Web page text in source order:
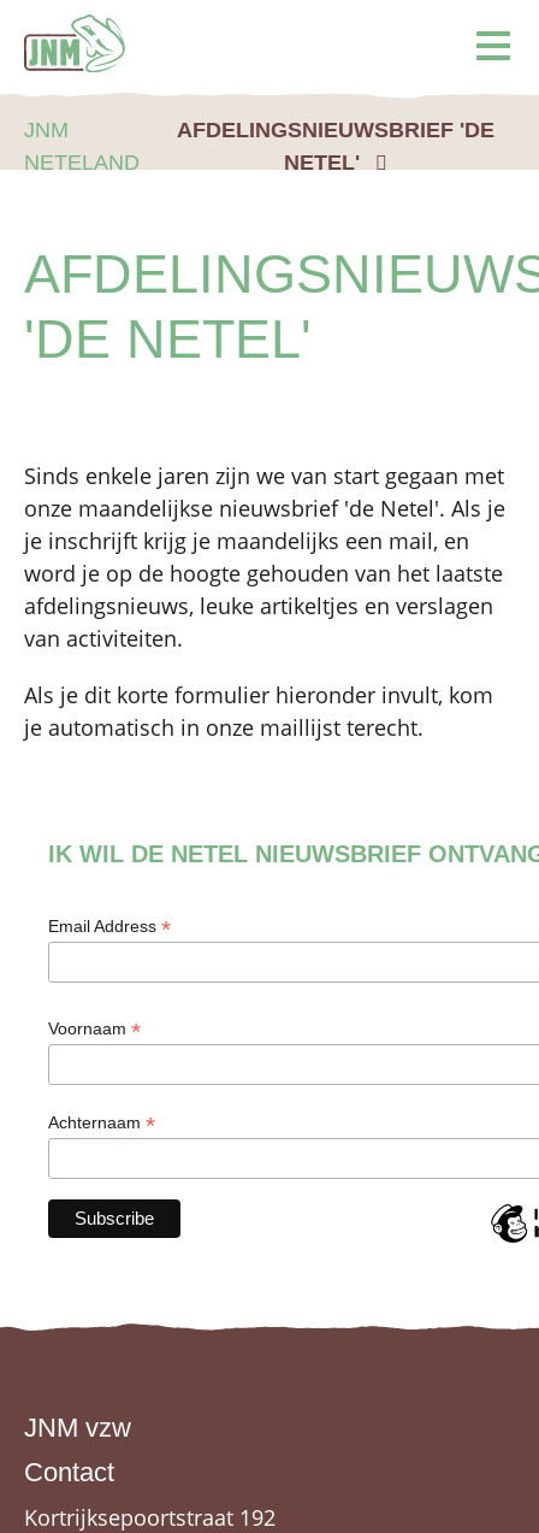
JNM
NETELAND
AFDELINGSNIEUWSBRIEF 'DE
NETEL'
'DE NETEL'
Sinds enkele jaren zijn we van start gegaan met
onze maandelijkse nieuwsbrief 'de Netel'. Als je
je inschrijft krijg je maandelijks een mail, en
word je op de hoogte gehouden van het laatste
afdelingsnieuws, leuke artikeltjes en verslagen
van activiteiten.
Als je dit korte formulier hieronder invult, kom
je automatisch in onze maillijst terecht.
IK WIL DE NETEL NIEUWSBRIEF
Email Address *
Voornaam *
Achternaam *
JNM vzw
Contact
Kortrijksepoortstraat 192